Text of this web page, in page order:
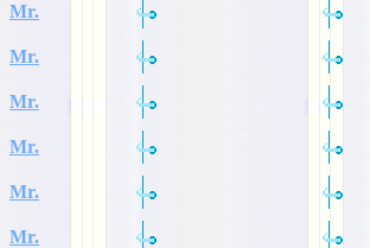
Mr.
Mr.
Mr.
Mr.
Mr.
Mr.